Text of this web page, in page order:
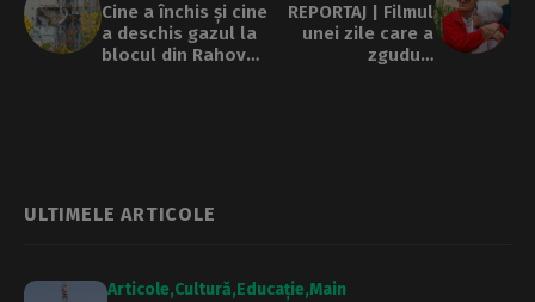
Cine a închis și cine
a deschis gazul la
blocul din Rahova.
REPORTAJ | Filmul
unei zile care a
zguduit
ULTIMELE ARTICOLE
Articole Cultură Educație Main